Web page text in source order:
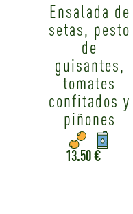
Ensalada de
setas, pesto
de
guisantes,
tomates
confitados y
piñones
13.50 €